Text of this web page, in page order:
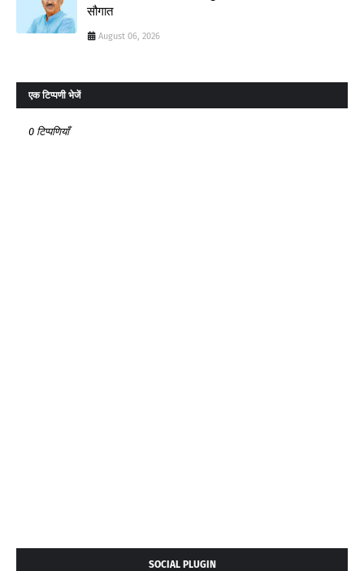
सौगात
August 06, 2026
एक टिप्पणी भेजें
0 टिप्पणियाँ
SOCIAL PLUGIN